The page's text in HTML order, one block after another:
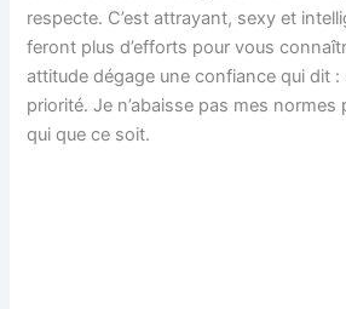
respecte. C’est attrayant, sexy et
feront plus d’efforts pour vous
attitude dégage une confiance qui dit
priorité. Je n’abaisse pas mes normes
qui que ce soit.